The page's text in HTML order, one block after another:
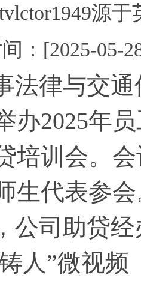
源
：[2025-05-
法律与交通​
办2025年
培训会。
生代表参
公司助贷
人”微视频